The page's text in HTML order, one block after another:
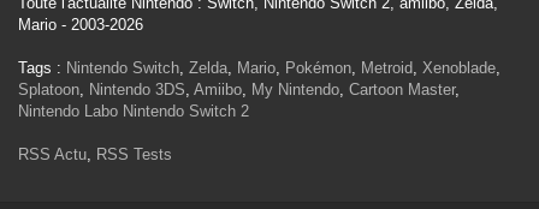
Mario - 2003-2026
Tags : Nintendo Switch, Zelda, Mario, Pokémon, Metroid, Xenoblade,
Splatoon, Nintendo 3DS, Amiibo, My Nintendo, Cartoon Master,
Nintendo Labo Nintendo Switch 2
RSS Actu, RSS Tests